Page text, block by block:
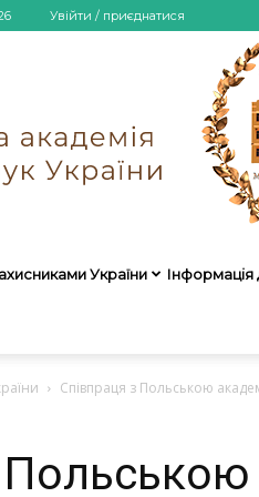
Увійти / приєднатися
України
Співпраця з Польською